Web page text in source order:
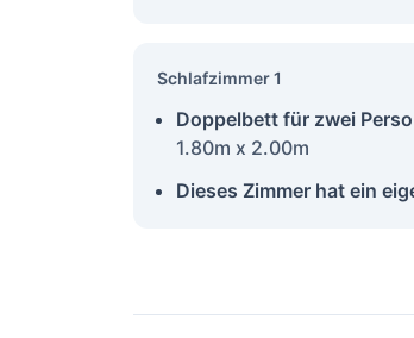
Schlafzimmer 1
Doppelbett für zwei
1.80m x 2.00m
Dieses Zimmer hat ein